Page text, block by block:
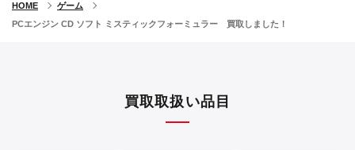
HOME
ゲーム
PCエンジン CD ソフト ミスティックフォーミュラー 買取しました！
買取取扱い品目